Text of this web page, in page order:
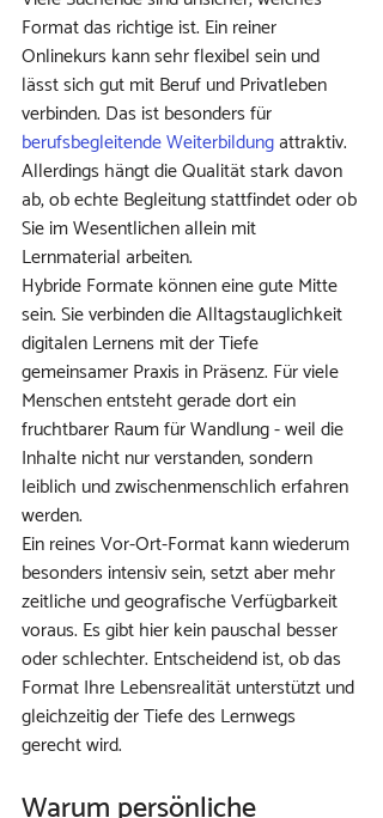
Format das richtige ist. Ein reiner
Onlinekurs kann sehr flexibel sein und
lässt sich gut mit Beruf und Privatleben
verbinden. Das ist besonders für
berufsbegleitende Weiterbildung attraktiv.
Allerdings hängt die Qualität stark davon
ab, ob echte Begleitung stattfindet oder ob
Sie im Wesentlichen allein mit
Lernmaterial arbeiten.
Hybride Formate können eine gute Mitte
sein. Sie verbinden die Alltagstauglichkeit
digitalen Lernens mit der Tiefe
gemeinsamer Praxis in Präsenz. Für viele
Menschen entsteht gerade dort ein
fruchtbarer Raum für Wandlung - weil die
Inhalte nicht nur verstanden, sondern
leiblich und zwischenmenschlich erfahren
werden.
Ein reines Vor-Ort-Format kann wiederum
besonders intensiv sein, setzt aber mehr
zeitliche und geografische Verfügbarkeit
voraus. Es gibt hier kein pauschal besser
oder schlechter. Entscheidend ist, ob das
Format Ihre Lebensrealität unterstützt und
gleichzeitig der Tiefe des Lernwegs
gerecht wird.